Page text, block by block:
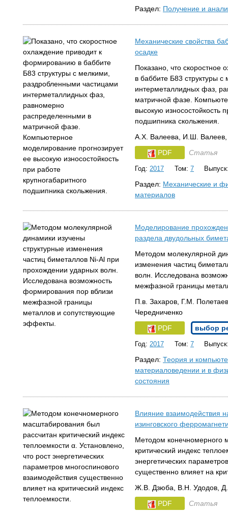
Раздел: Получение и
Механические свойства
осадке
Показано, что
в баббите Б83 структуры
интерметаллидных фаз,
матричной фазе.
высокую износостойкость
подшипника скольжения.
А.Х. Валеева, И.Ш. Валеев,
PDF
Статья
Год: 2017 Том: 7
Раздел: Механические и
материалов
Моделирование
раздела двудольных
Методом молекулярной
изменения частиц
волн. Исследована
межфазной границы
П.в. Захаров, Г.М.
Чередниченко
PDF
выбор
Год: 2017 Том: 7
Раздел: Теория и
материаловедении и в
состояния
Влияние взаимодействия
изинговского
Методом конечномерного
критический индекс
энергетических
существенно влияет на
Ж.В. Дзюба, В.Н. Удодов,
PDF
Статья